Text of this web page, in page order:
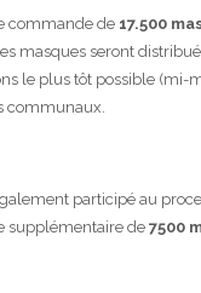
commande de 17.500
masques seront
le plus tôt possible (mi-
communaux.
participé au
supplémentaire de 7500